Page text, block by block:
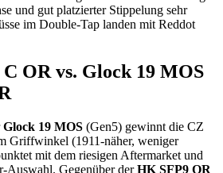
und gut platzierter Stippelung sehr
im Double-Tap landen mit Reddot
OR vs. Glock 19 MOS
Glock 19 MOS (Gen5) gewinnt die CZ
Griffwinkel (1911-näher, weniger
mit dem riesigen Aftermarket und
Auswahl. Gegenüber derHK SFP9 OR